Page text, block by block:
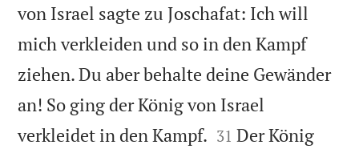
von Israel sagte zu Joschafat: Ich will
mich verkleiden und so in den Kampf
ziehen. Du aber behalte deine Gewänder
an! So ging der König von Israel
verkleidet in den Kampf. 

31 Der König